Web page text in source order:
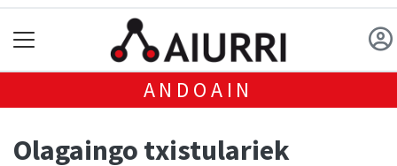
ANDOAIN
Olagaingo txistulariek